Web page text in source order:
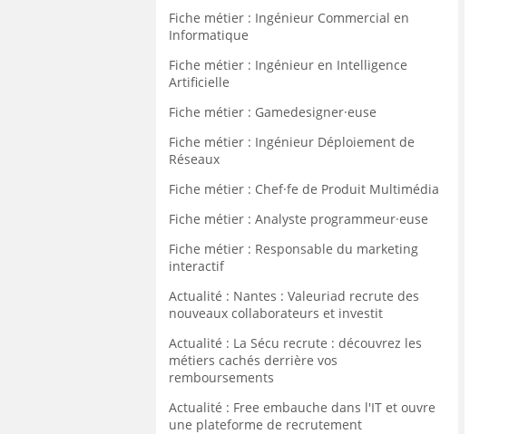
Fiche métier : Ingénieur Commercial en
Informatique
Fiche métier : Ingénieur en Intelligence
Artificielle
Fiche métier : Gamedesigner·euse
Fiche métier : Ingénieur Déploiement de
Réseaux
Fiche métier : Chef·fe de Produit Multimédia
Fiche métier : Analyste programmeur·euse
Fiche métier : Responsable du marketing
interactif
Actualité : Nantes : Valeuriad recrute des
nouveaux collaborateurs et investit
Actualité : La Sécu recrute : découvrez les
métiers cachés derrière vos
remboursements
Actualité : Free embauche dans l'IT et ouvre
une plateforme de recrutement